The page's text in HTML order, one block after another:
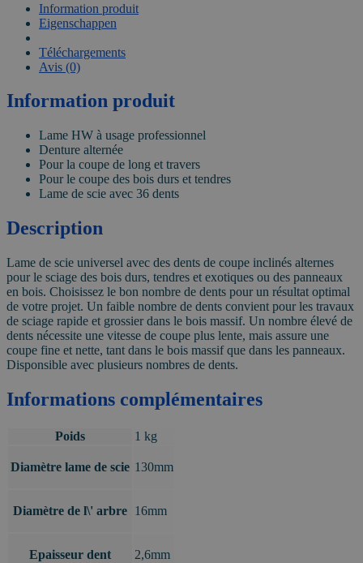
Information produit
Eigenschappen
Téléchargements
Avis (0)
Information produit
Lame HW à usage professionnel
Denture alternée
Pour la coupe de long et travers
Pour le coupe des bois durs et tendres
Lame de scie avec 36 dents
Description
Lame de scie universel avec des dents de coupe inclinés alternes
pour le sciage des bois durs, tendres et exotiques ou des panneaux
en bois. Choisissez le bon nombre de dents pour un résultat optimal
de votre projet. Un faible nombre de dents convient pour les travaux
de sciage rapide et grossier dans le bois massif. Un nombre élevé de
dents nécessite une vitesse de coupe plus lente, mais assure une
coupe fine et nette, tant dans le bois massif que dans les panneaux.
Disponsible avec plusieurs nombres de dents.
Informations complémentaires
Poids 1 kg
Diamètre lame de scie 130mm
Diamètre de l\' arbre 16mm
Epaisseur dent 2,6mm